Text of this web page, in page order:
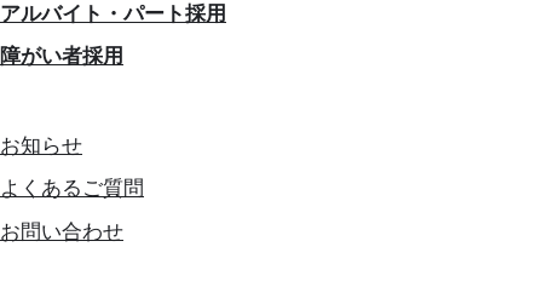
アルバイト・パート採用
障がい者採用
お知らせ
よくあるご質問
お問い合わせ